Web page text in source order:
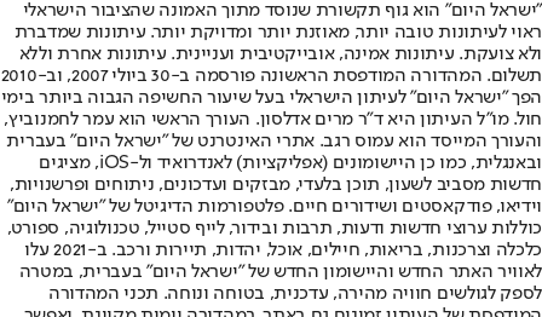
"ישראל היום" הוא גוף תקשורת שנוסד מתוך האמונה שהציבור הישראלי
ראוי לעיתונות טובה יותר, מאוזנת יותר ומדויקת יותר. עיתונות שמדברת
ולא צועקת. עיתונות אמינה, אובייקטיבית ועניינית. עיתונות אחרת וללא
תשלום. המהדורה המודפסת הראשונה פורסמה ב-30 ביולי 2007, וב-2010
הפך "ישראל היום" לעיתון הישראלי בעל שיעור החשיפה הגבוה ביותר בימי
חול. מו"ל העיתון היא ד"ר מרים אדלסון. העורך הראשי הוא עמר לחמנוביץ,
והעורך המייסד הוא עמוס רגב. אתרי האינטרנט של "ישראל היום" בעברית
ובאנגלית, כמו כן היישומונים (אפליקציות) לאנדרואיד ול-iOS, מציגים
חדשות מסביב לשעון, תוכן בלעדי, מבזקים ועדכונים, ניתוחים ופרשנויות,
וידיאו, פודקאסטים ושידורים חיים. פלטפורמות הדיגיטל של "ישראל היום"
כוללות ערוצי חדשות ודעות, תרבות ובידור, לייף סטייל, טכנולוגיה, ספורט,
כלכלה וצרכנות, בריאות, חיילים, אוכל, יהדות, תיירות ורכב. ב-2021 עלו
לאוויר האתר החדש והיישומון החדש של "ישראל היום" בעברית, במטרה
לספק לגולשים חוויה מהירה, עדכנית, בטוחה ונוחה. תכני המהדורה